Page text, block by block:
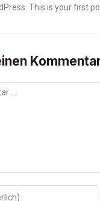
This is your first